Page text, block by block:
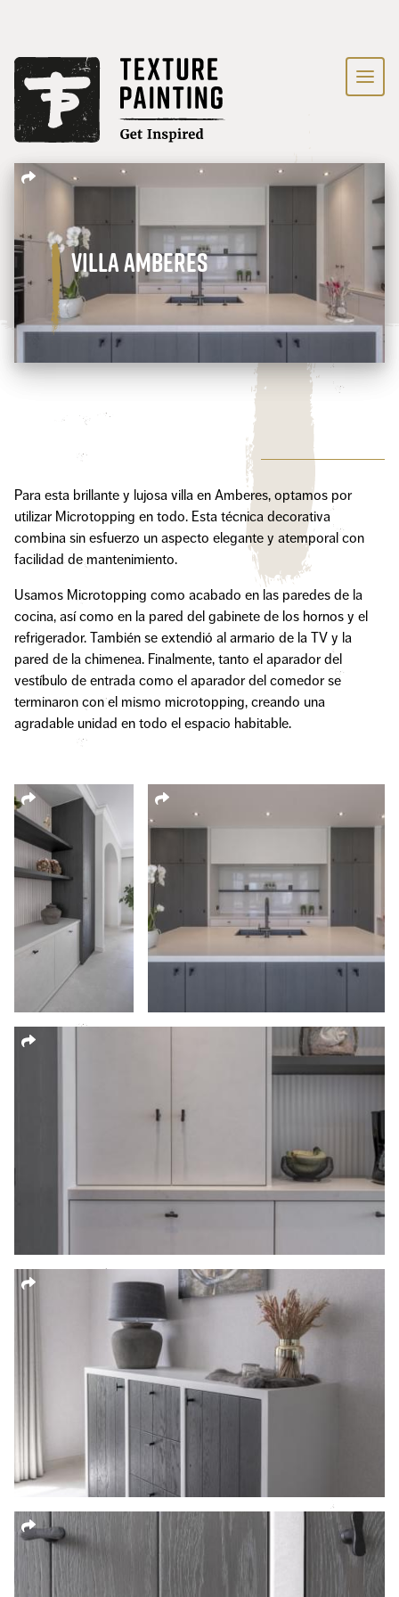
Villa Amberes
Para esta brillante y lujosa villa en Amberes, optamos por
utilizar Microtopping en todo. Esta técnica decorativa
combina sin esfuerzo un aspecto elegante y atemporal con
facilidad de mantenimiento.
Usamos Microtopping como acabado en las paredes de la
cocina, así como en la pared del gabinete de los hornos y el
refrigerador. También se extendió al armario de la TV y la
pared de la chimenea. Finalmente, tanto el aparador del
vestíbulo de entrada como el aparador del comedor se
terminaron con el mismo microtopping, creando una
agradable unidad en todo el espacio habitable.